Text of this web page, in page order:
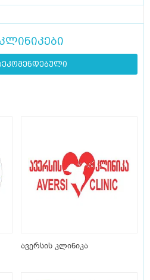
ავერსის კლინიკა